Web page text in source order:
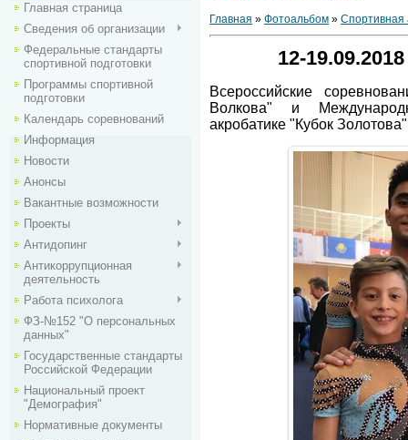
Главная страница
Сведения об организации
Федеральные стандарты
спортивной подготовки
Программы спортивной
подготовки
Календарь соревнований
Информация
Новости
Анонсы
Вакантные возможности
Проекты
Антидопинг
Антикоррупционная
деятельность
Работа психолога
ФЗ-№152 "О персональных
данных"
Государственные стандарты
Российской Федерации
Национальный проект
"Демография"
Нормативные документы
Главная » Фотоальбом » Спортивная
12-
Всероссийские
Волкова" и
акробатике "Кубок